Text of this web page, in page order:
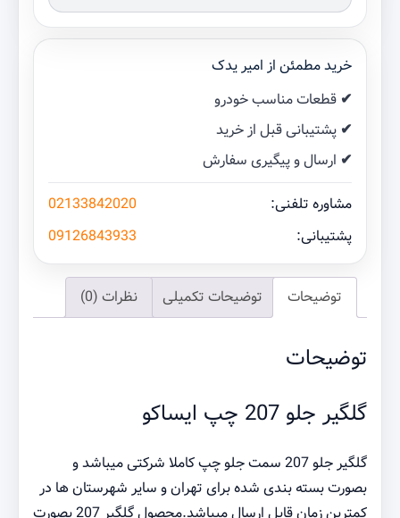
خرید مطمئن از امیر یدک
✔ قطعات مناسب خودرو
✔ پشتیبانی قبل از خرید
✔ ارسال و پیگیری سفارش
مشاوره تلفنی:
02133842020
پشتیبانی:
09126843933
توضیحات توضیحات تکمیلی نظرات (0)
توضیحات
گلگیر جلو 207 چپ ایساکو
گلگیر جلو 207 سمت جلو چپ کاملا شرکتی میباشد و
بصورت بسته بندی شده برای تهران و سایر شهرستان ها در
کمترین زمان قابل ارسال میباشد.محصول گلگیر 207 بصورت